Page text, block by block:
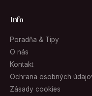
Info
Poradňa & Tipy
O nás
Kontakt
Ochrana osobných
Zásady cookies